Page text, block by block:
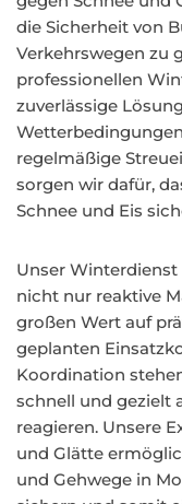
die Sicherheit von
Verkehrswegen zu
professionellen
zuverlässige
regelmäßige
sorgen wir dafür,
Schnee und Eis
Unser
nicht nur reaktive
großen Wert auf
geplanten
Koordination
schnell und gezielt
reagieren. Unsere
und Glätte
und Gehwege in